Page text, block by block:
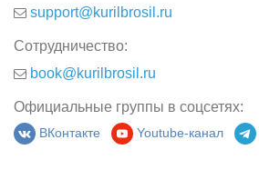
support@kurilbrosil.ru
Сотрудничество:
book@kurilbrosil.ru
Официальные группы в соцсетях:
ВКонтакте Youtube-канал